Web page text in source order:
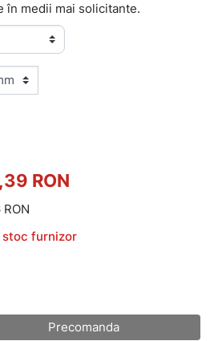
în medii mai solicitante.
RON
RON
stoc furnizor
Precomanda